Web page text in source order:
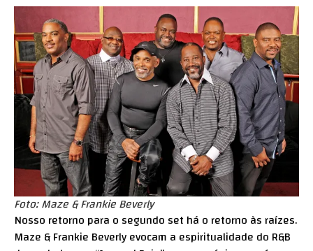
Foto: Maze & Frankie Beverly
Nosso retorno para o segundo set há o retorno às raízes.
Maze & Frankie Beverly evocam a espiritualidade do R&B